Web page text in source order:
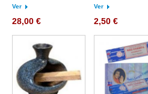
Ver
28,00 €
Ver
2,50 €